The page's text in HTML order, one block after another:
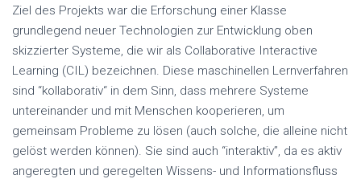
Ziel des Projekts war die Erforschung einer Klasse
grundlegend neuer Technologien zur Entwicklung oben
skizzierter Systeme, die wir als Collaborative Interactive
Learning (CIL) bezeichnen. Diese maschinellen Lernverfahren
sind “kollaborativ“ in dem Sinn, dass mehrere Systeme
untereinander und mit Menschen kooperieren, um
gemeinsam Probleme zu lösen (auch solche, die alleine nicht
gelöst werden können). Sie sind auch “interaktiv”, da es aktiv
angeregten und geregelten Wissens- und Informationsfluss